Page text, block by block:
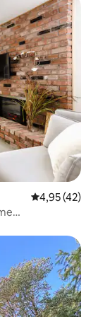
Vlerësimi
4,95 (42)